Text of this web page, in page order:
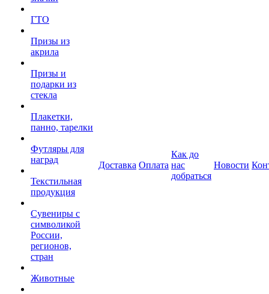
ГТО
Призы из
акрила
Призы и
подарки из
стекла
Плакетки,
панно, тарелки
Футляры для
наград
Текстильная
продукция
Сувениры с
символикой
России,
регионов,
стран
Животные
Доставка Оплата
Как до
нас
добраться
Новости